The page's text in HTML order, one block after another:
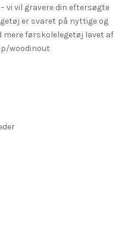
vi vil gravere din eftersøgte
er svaret på nyttige og
førskolelegetøj lavet af
woodinout